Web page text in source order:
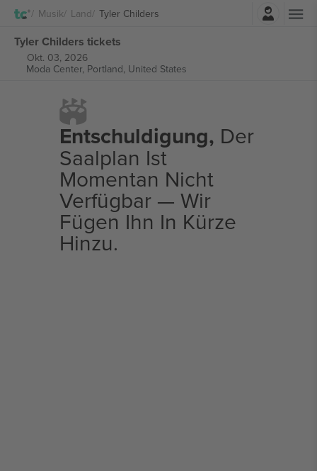
Musik Land Tyler Childers
Tyler Childers tickets
Okt. 03, 2026
Moda Center, Portland, United States
Entschuldigung, Der
Saalplan Ist
Momentan Nicht
Verfügbar — Wir
Fügen Ihn In Kürze
Hinzu.